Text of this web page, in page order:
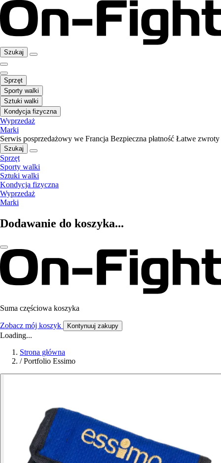
Szukaj
Sprzęt
Sporty walki
Sztuki walki
Kondycja fizyczna
Wyprzedaż
Marki
Serwis posprzedażowy we Francja Bezpieczna płatność Łatwe zwroty
Szukaj
Sprzęt
Sporty walki
Sztuki walki
Kondycja fizyczna
Wyprzedaż
Marki
Dodawanie do koszyka...
Suma częściowa koszyka
Zobacz mój koszyk Kontynuuj zakupy
Loading...
Strona główna
/ Portfolio Essimo